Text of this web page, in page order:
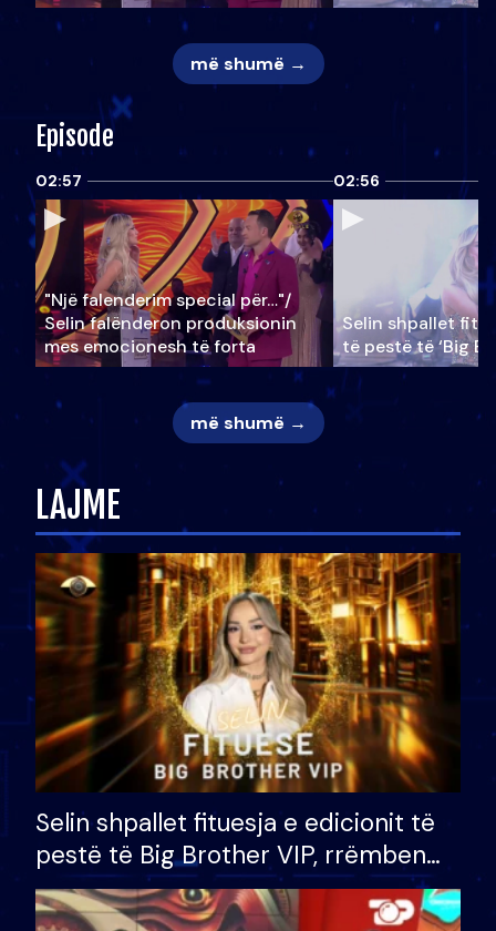
më shumë →
Episode
02:57
"Një falenderim special për…"/
Selin falënderon produksionin
mes emocionesh të forta
02:56
Selin shpallet
të pestë të ‘Big
më shumë →
LAJME
Selin shpallet fituesja e edicionit të
pestë të Big Brother VIP, rrëmben
çmimin e madh prej 100 mijë eurosh